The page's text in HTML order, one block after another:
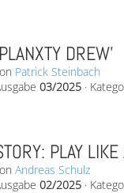
DREW’
Patrick Steinbach
03/2025 ·
PLAY
Andreas Schulz
02/2025 ·